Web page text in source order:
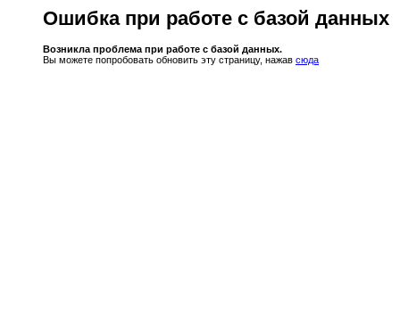
Ошибка при работе с базой данных
Возникла проблема при работе с базой данных.
Вы можете попробовать обновить эту страницу, нажав сюда